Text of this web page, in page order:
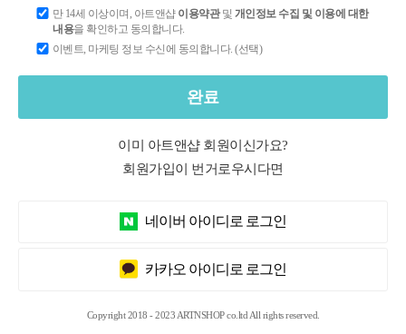
만 14세 이상이며, 아트앤샵 이용약관및 개인정보 수집 및 이용에 대한
내용을 확인하고 동의합니다.
이벤트, 마케팅 정보 수신에 동의합니다. (선택)
완료
이미 아트앤샵 회원이신가요?
회원가입이 번거로우시다면
네이버 아이디로 로그인
카카오 아이디로 로그인
Copyright 2018 - 2023 ARTNSHOP co.ltd All rights reserved.